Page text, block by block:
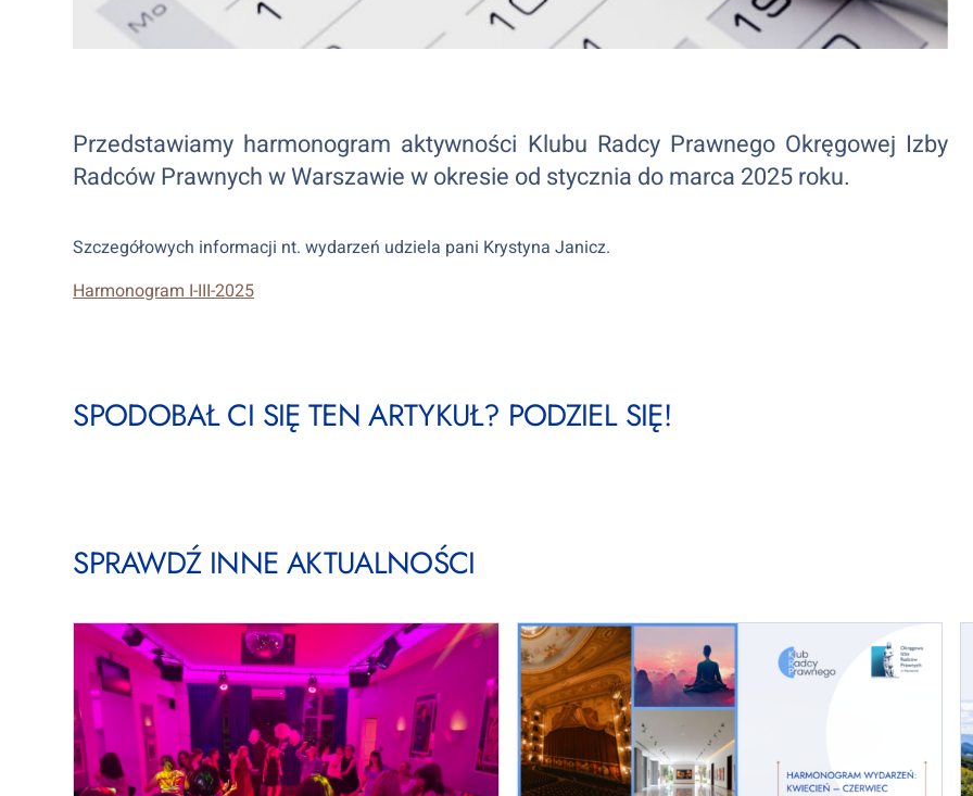
Przedstawiamy harmonogram aktywności Klubu Radcy Prawnego Okręgowej Izby
Radców Prawnych w Warszawie w okresie od stycznia do marca 2025 roku.
Szczegółowych informacji nt. wydarzeń udziela pani Krystyna Janicz.
Harmonogram I-III-2025
SPODOBAŁ CI SIĘ TEN ARTYKUŁ? PODZIEL SIĘ!
SPRAWDŹ INNE AKTUALNOŚCI